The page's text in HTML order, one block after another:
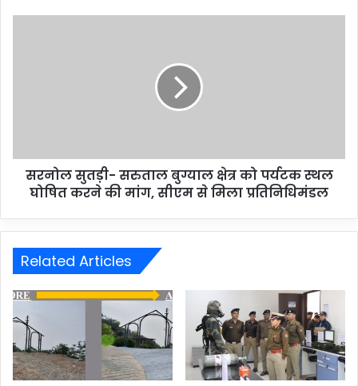
सरनोल सुतड़ी- सरुताल बुग्याल क्षेत्र को पर्यटक स्थल
घोषित करने की मांग, सीएम से मिला प्रतिनिधिमंडल
Related Articles